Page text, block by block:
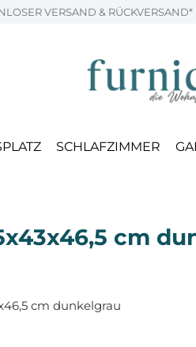
VERSAND & RÜCKVERSAND*
SCHLAFZIMMER
cm